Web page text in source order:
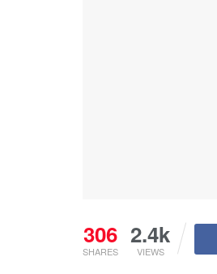
306
SHARES
2.4k
VIEWS